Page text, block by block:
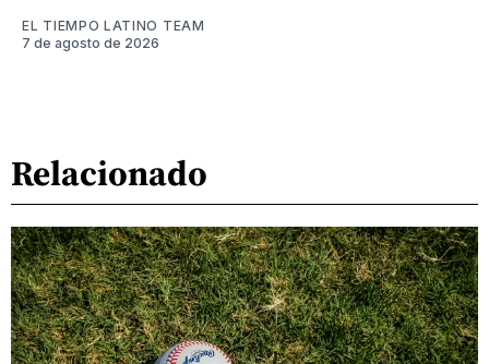
EL TIEMPO LATINO TEAM
7 de agosto de 2026
Relacionado